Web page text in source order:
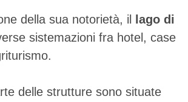
della sua notorietà, il lago di
sistemazioni fra hotel, case
delle strutture sono situate